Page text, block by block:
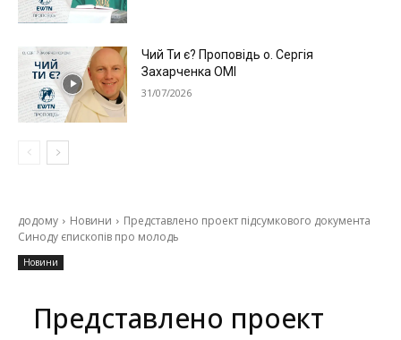
Чий Ти є? Проповідь о. Сергія
Захарченка ОМІ
31/07/2026